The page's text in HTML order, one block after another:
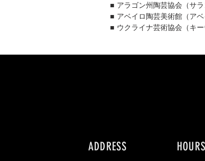
■ アラゴン州陶芸協会（サラ
■ アベイロ陶芸美術館（アベ
■ ウクライナ芸術協会（キー
ADDRESS HOURS